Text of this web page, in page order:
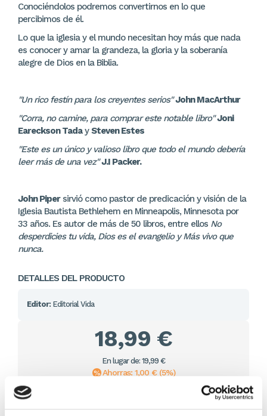
Conociéndolos podremos convertirnos en lo que
percibimos de él.
Lo que la iglesia y el mundo necesitan hoy más que nada
es conocer y amar la grandeza, la gloria y la soberanía
alegre de Dios en la Biblia.
"Un rico festín para los creyentes serios"John MacArthur
"Corra, no camine, para comprar este notable libro"Joni
Eareckson TadaySteven Estes
"Este es un único y valioso libro que todo el mundo debería
leer más de una vez" J.I Packer.
John Pipersirvió como pastor de predicación y visión de la
Iglesia Bautista Bethlehem en Minneapolis, Minnesota por
33 años. Es autor de más de 50 libros, entre ellos No
desperdicies tu vida, Dios es el evangelio y Más vivo que
nunca.
DETALLES DEL PRODUCTO
Editor: Editorial Vida
18,99 €
En lugar de: 19,99 €
Ahorras: 1,00 € (5%)